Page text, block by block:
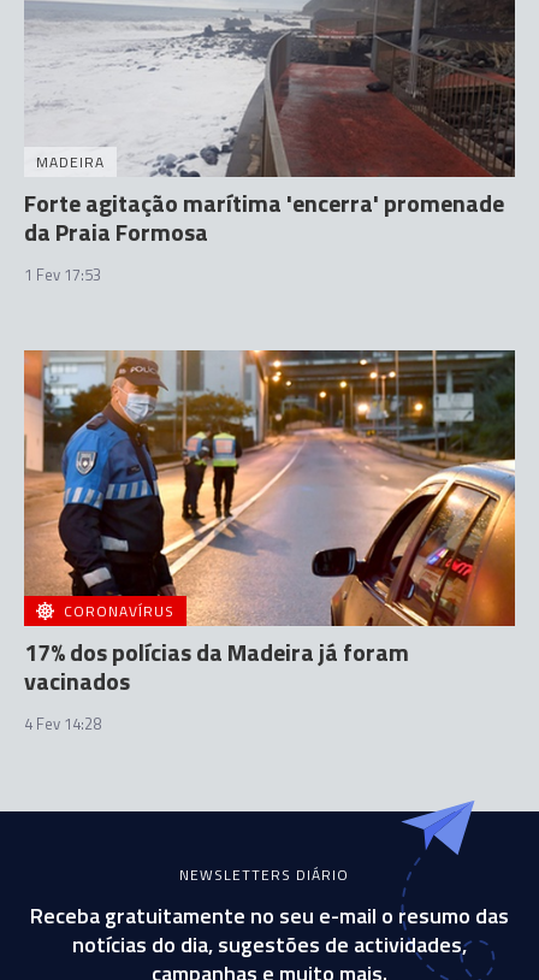
MADEIRA
Forte agitação marítima 'encerra' promenade
da Praia Formosa
1 Fev 17:53
CORONAVÍRUS
17% dos polícias da Madeira já foram
vacinados
4 Fev 14:28
NEWSLETTERS DIÁRIO
Receba gratuitamente no seu e-mail o resumo das
notícias do dia, sugestões de actividades,
campanhas e muito mais.